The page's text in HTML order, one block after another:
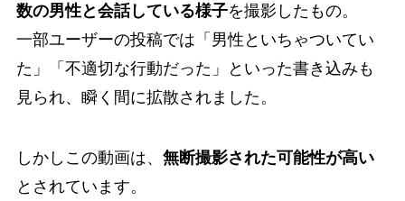
数の男性と会話している様子を撮影したもの。
一部ユーザーの投稿では「男性といちゃついてい
た」「不適切な行動だった」といった書き込みも
見られ、瞬く間に拡散されました。
しかしこの動画は、 無断撮影された可能性が高い
とされています。